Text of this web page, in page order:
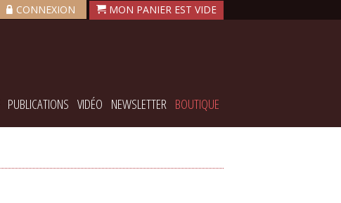
CONNEXION
PUBLICATIONS VIDÉO NEWSLETTER BOUTIQUE